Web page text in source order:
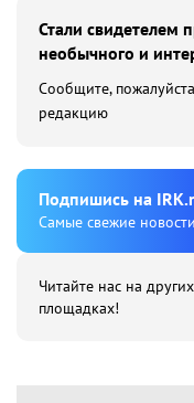
Стали свидетелем
необычного и
Сообщите,
редакцию
Подпишиcь на
Cамые свежие
Читайте нас на других
площадках!